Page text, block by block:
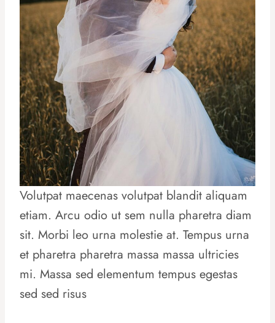
Volutpat maecenas volutpat blandit aliquam
etiam. Arcu odio ut sem nulla pharetra diam
sit. Morbi leo urna molestie at. Tempus urna
et pharetra pharetra massa massa ultricies
mi. Massa sed elementum tempus egestas
sed sed risus